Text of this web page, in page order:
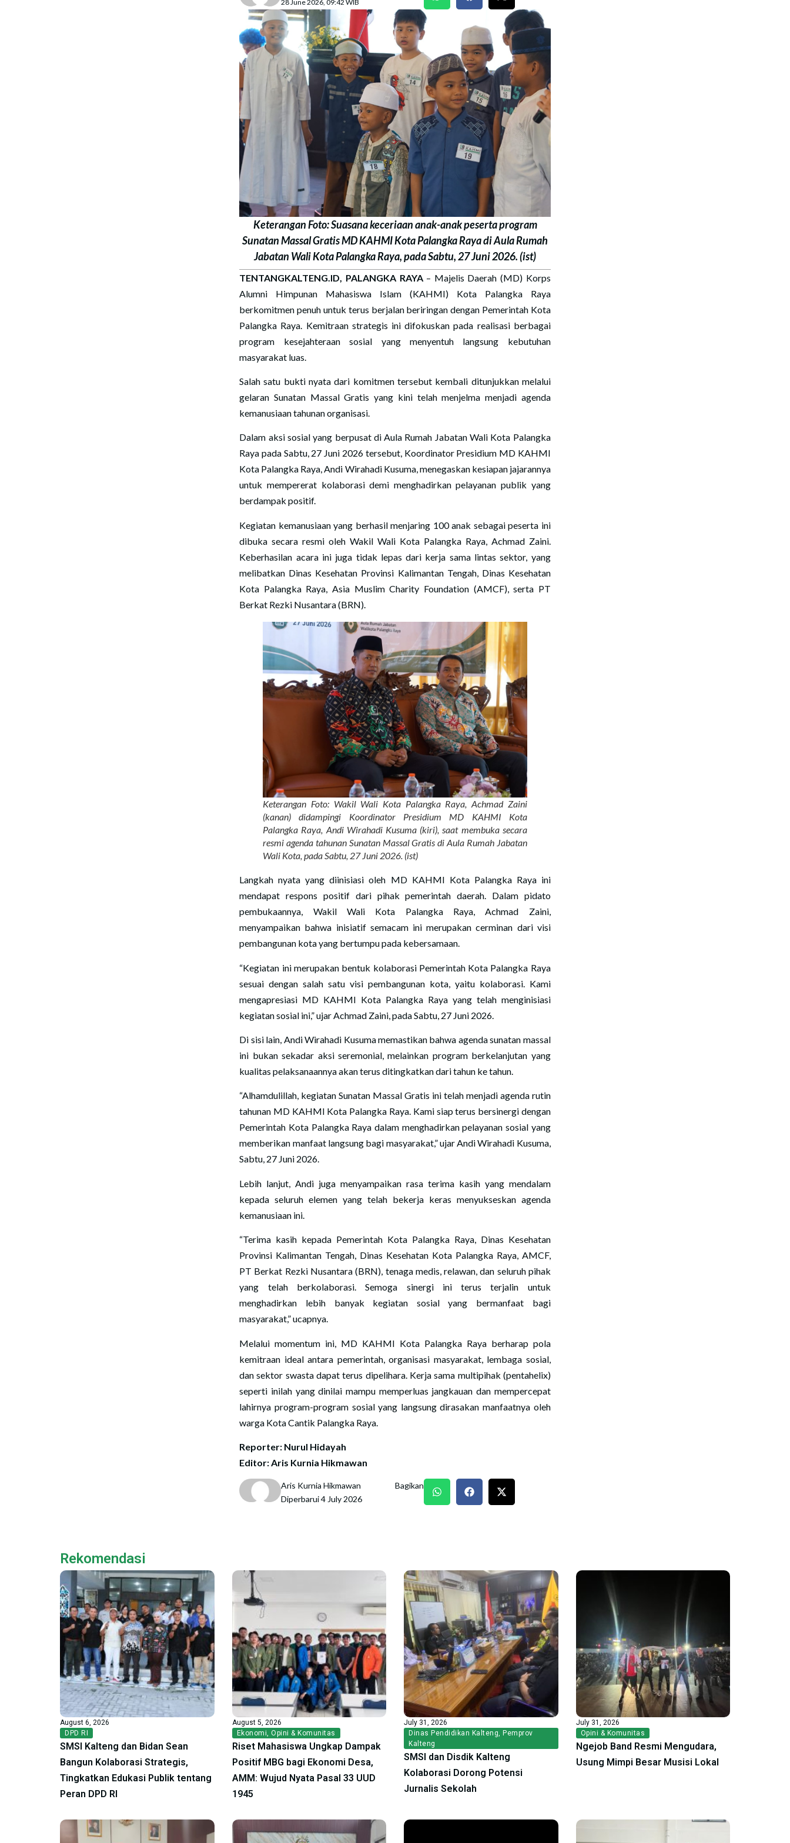
28 June 2026, 09:42 WIB
Keterangan Foto: Suasana keceriaan anak-anak peserta program
Sunatan Massal Gratis MD KAHMI Kota Palangka Raya di Aula Rumah
Jabatan Wali Kota Palangka Raya, pada Sabtu, 27 Juni 2026. (ist)
TENTANGKALTENG.ID, PALANGKA RAYA– Majelis Daerah (MD) Korps
Alumni Himpunan Mahasiswa Islam (KAHMI) Kota Palangka Raya
berkomitmen penuh untuk terus berjalan beriringan dengan Pemerintah Kota
Palangka Raya. Kemitraan strategis ini difokuskan pada realisasi berbagai
program kesejahteraan sosial yang menyentuh langsung kebutuhan
masyarakat luas.
Salah satu bukti nyata dari komitmen tersebut kembali ditunjukkan melalui
gelaran Sunatan Massal Gratis yang kini telah menjelma menjadi agenda
kemanusiaan tahunan organisasi.
Dalam aksi sosial yang berpusat di Aula Rumah Jabatan Wali Kota Palangka
Raya pada Sabtu, 27 Juni 2026 tersebut, Koordinator Presidium MD KAHMI
Kota Palangka Raya, Andi Wirahadi Kusuma, menegaskan kesiapan jajarannya
untuk mempererat kolaborasi demi menghadirkan pelayanan publik yang
berdampak positif.
Kegiatan kemanusiaan yang berhasil menjaring 100 anak sebagai peserta ini
dibuka secara resmi oleh Wakil Wali Kota Palangka Raya, Achmad Zaini.
Keberhasilan acara ini juga tidak lepas dari kerja sama lintas sektor, yang
melibatkan Dinas Kesehatan Provinsi Kalimantan Tengah, Dinas Kesehatan
Kota Palangka Raya, Asia Muslim Charity Foundation (AMCF), serta PT
Berkat Rezki Nusantara (BRN).
Keterangan Foto: Wakil Wali Kota Palangka Raya, Achmad Zaini
(kanan) didampingi Koordinator Presidium MD KAHMI Kota
Palangka Raya, Andi Wirahadi Kusuma (kiri), saat membuka secara
resmi agenda tahunan Sunatan Massal Gratis di Aula Rumah Jabatan
Wali Kota, pada Sabtu, 27 Juni 2026. (ist)
Langkah nyata yang diinisiasi oleh MD KAHMI Kota Palangka Raya ini
mendapat respons positif dari pihak pemerintah daerah. Dalam pidato
pembukaannya, Wakil Wali Kota Palangka Raya, Achmad Zaini,
menyampaikan bahwa inisiatif semacam ini merupakan cerminan dari visi
pembangunan kota yang bertumpu pada kebersamaan.
“Kegiatan ini merupakan bentuk kolaborasi Pemerintah Kota Palangka Raya
sesuai dengan salah satu visi pembangunan kota, yaitu kolaborasi. Kami
mengapresiasi MD KAHMI Kota Palangka Raya yang telah menginisiasi
kegiatan sosial ini,” ujar Achmad Zaini, pada Sabtu, 27 Juni 2026.
Di sisi lain, Andi Wirahadi Kusuma memastikan bahwa agenda sunatan massal
ini bukan sekadar aksi seremonial, melainkan program berkelanjutan yang
kualitas pelaksanaannya akan terus ditingkatkan dari tahun ke tahun.
“Alhamdulillah, kegiatan Sunatan Massal Gratis ini telah menjadi agenda rutin
tahunan MD KAHMI Kota Palangka Raya. Kami siap terus bersinergi dengan
Pemerintah Kota Palangka Raya dalam menghadirkan pelayanan sosial yang
memberikan manfaat langsung bagi masyarakat,” ujar Andi Wirahadi Kusuma,
Sabtu, 27 Juni 2026.
Lebih lanjut, Andi juga menyampaikan rasa terima kasih yang mendalam
kepada seluruh elemen yang telah bekerja keras menyukseskan agenda
kemanusiaan ini.
“Terima kasih kepada Pemerintah Kota Palangka Raya, Dinas Kesehatan
Provinsi Kalimantan Tengah, Dinas Kesehatan Kota Palangka Raya, AMCF,
PT Berkat Rezki Nusantara (BRN), tenaga medis, relawan, dan seluruh pihak
yang telah berkolaborasi. Semoga sinergi ini terus terjalin untuk
menghadirkan lebih banyak kegiatan sosial yang bermanfaat bagi
masyarakat,” ucapnya.
Melalui momentum ini, MD KAHMI Kota Palangka Raya berharap pola
kemitraan ideal antara pemerintah, organisasi masyarakat, lembaga sosial,
dan sektor swasta dapat terus dipelihara. Kerja sama multipihak (pentahelix)
seperti inilah yang dinilai mampu memperluas jangkauan dan mempercepat
lahirnya program-program sosial yang langsung dirasakan manfaatnya oleh
warga Kota Cantik Palangka Raya.
Reporter: Nurul Hidayah
Editor: Aris Kurnia Hikmawan
Aris Kurnia Hikmawan
Diperbarui 4 July 2026
Bagikan
Rekomendasi
August 6, 2026
DPD RI
SMSI Kalteng dan Bidan Sean
Bangun Kolaborasi Strategis,
Tingkatkan Edukasi Publik tentang
Peran DPD RI
August 5, 2026
Ekonomi, Opini & Komunitas
Riset Mahasiswa Ungkap Dampak
Positif MBG bagi Ekonomi Desa,
AMM: Wujud Nyata Pasal 33 UUD
1945
July 31, 2026
Dinas Pendidikan Kalteng, Pemprov
Kalteng
SMSI dan Disdik Kalteng
Kolaborasi Dorong Potensi
Jurnalis Sekolah
July 31, 2026
Opini & Komunitas
Ngejob Band Resmi Mengudara,
Usung Mimpi Besar Musisi Lokal